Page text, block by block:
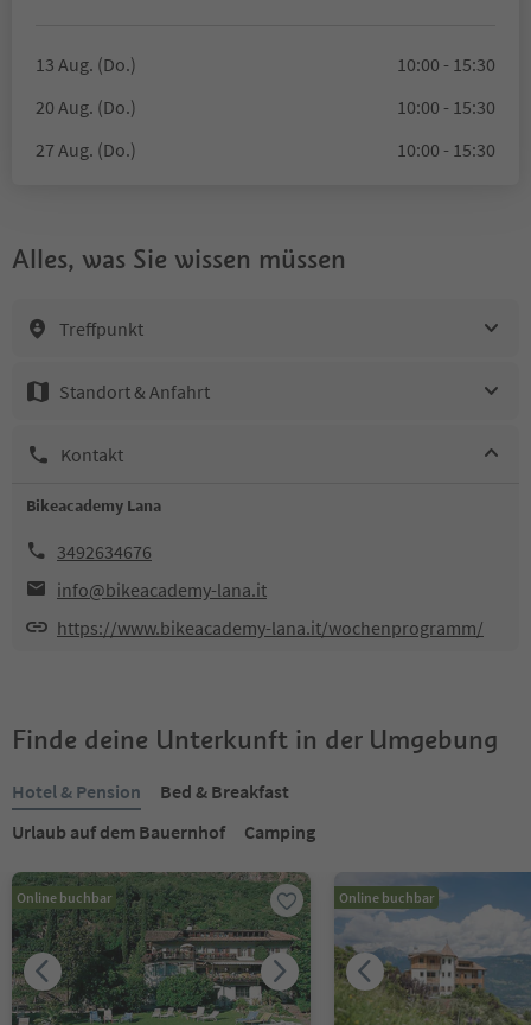
13 Aug. (Do.)
10:00 - 15:30
20 Aug. (Do.)
10:00 - 15:30
27 Aug. (Do.)
10:00 - 15:30
Alles, was Sie wissen müssen
Treffpunkt
Standort & Anfahrt
Kontakt
Bikeacademy Lana
3492634676
info@bikeacademy-lana.it
https://www.bikeacademy-lana.it/wochenprogramm/
Finde deine Unterkunft in der Umgebung
Hotel & Pension
Bed & Breakfast
Urlaub auf dem Bauernhof
Camping
Online buchbar Online buchbar